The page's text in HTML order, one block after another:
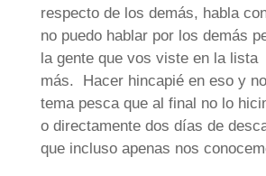
respecto de los demás, habla
no puedo hablar por los demás
la gente que vos viste en la
más. Hacer hincapié en eso y
tema pesca que al final no lo
o directamente dos días de
que incluso apenas nos